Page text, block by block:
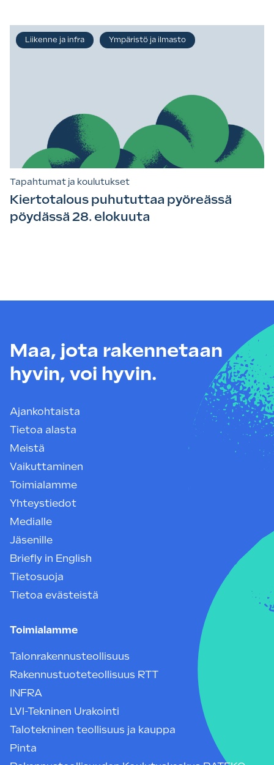
Tapahtumat ja koulutukset
Kiertotalous puhututtaa pyöreässä
pöydässä 28. elokuuta
Liikenne ja infra Ympäristö ja ilmasto
Maa, jota rakennetaan
hyvin, voi hyvin.
Ajankohtaista
Tietoa alasta
Meistä
Vaikuttaminen
Toimialamme
Yhteystiedot
Medialle
Jäsenille
Briefly in English
Tietosuoja
Tietoa evästeistä
Toimialamme
Talonrakennusteollisuus
Rakennustuoteteollisuus RTT
INFRA
LVI-Tekninen Urakointi
Talotekninen teollisuus ja kauppa
Pinta